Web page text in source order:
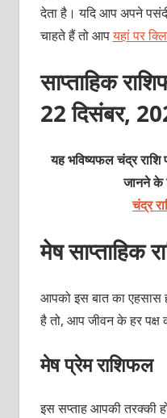
देता है। यदि आप अपने
चाहते हैं तो आपयहां पर
साप्ताहिक
22 दिसंबर,
यह भविष्यफल चंद्र राशि
जानने के
चंद्र
मेष साप्ताहिक
आपको इस बात का एहसास
है तो, आप जीवन के हर
मेष प्रेम राशिफल
इस सप्ताह आपकी तरक्की